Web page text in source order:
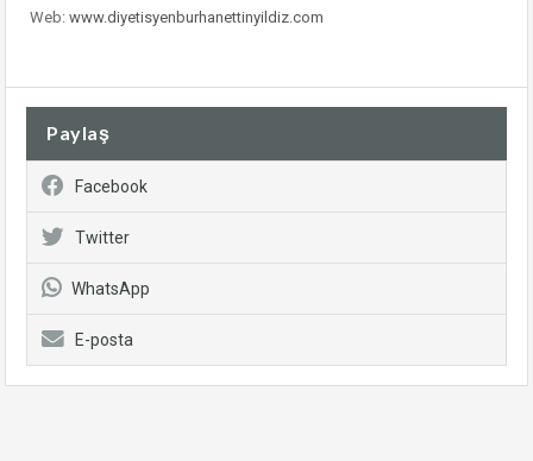
Web: www.diyetisyenburhanettinyildiz.com
Paylaş
Facebook
Twitter
WhatsApp
E-posta